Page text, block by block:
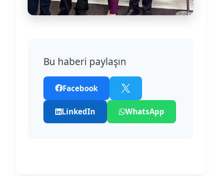
Bu haberi paylaşın
Facebook
LinkedIn WhatsApp